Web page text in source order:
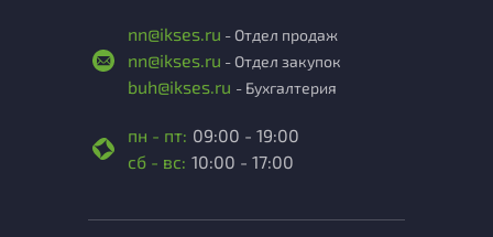
nn@ikses.ru - Отдел продаж
nn@ikses.ru - Отдел закупок
buh@ikses.ru - Бухгалтерия
пн - пт: 09:00 - 19:00
сб - вс: 10:00 - 17:00